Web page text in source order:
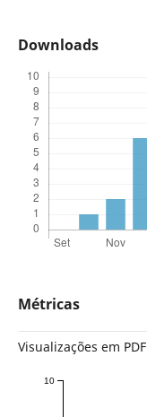
Downloads
Métricas
Visualizações em PDF
10